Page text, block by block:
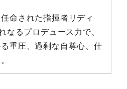
命された指揮者リディ
なるプロデュース⼒で、
重圧、過剰な⾃尊⼼、仕